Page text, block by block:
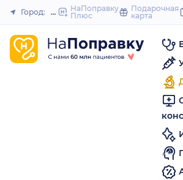
Закрыть
Город: МиассНаПоправку
Плюс
Подарочная
карта